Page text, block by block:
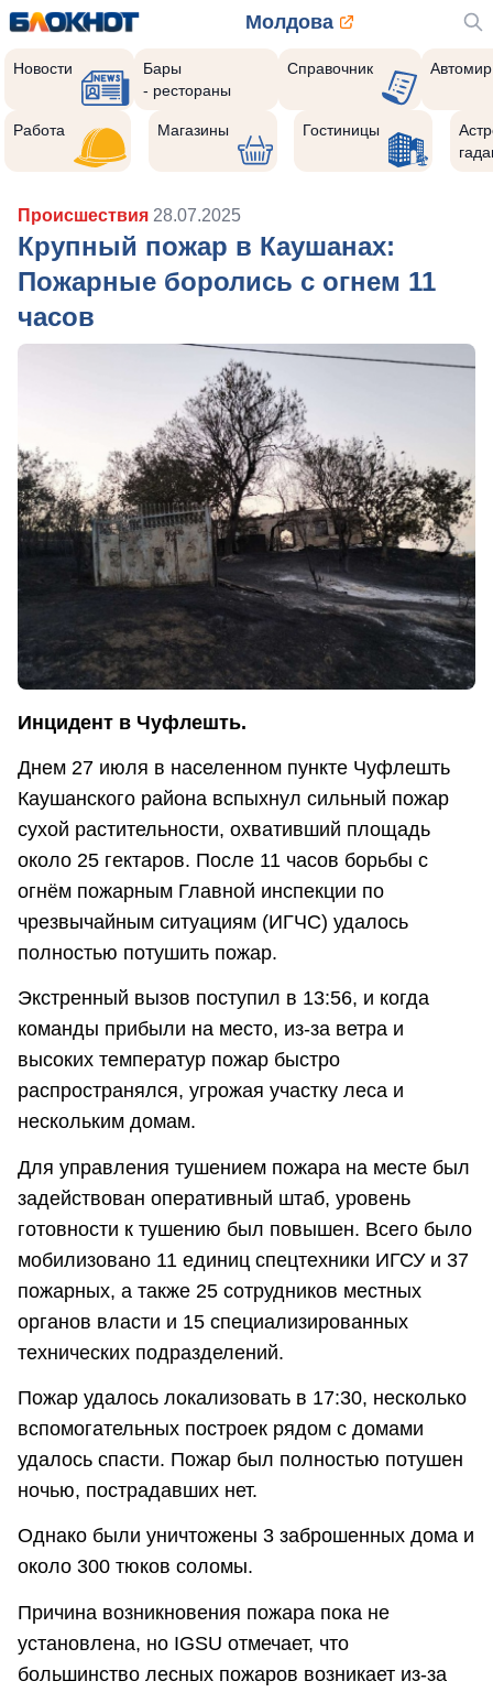
Молдова
Новости
Бары
- рестораны
Справочник Автомир
Работа Магазины Гостиницы
Происшествия 28.07.2025
Крупный пожар в Каушанах:
Пожарные боролись с огнем 11
часов
Инцидент в Чуфлешть.
Днем 27 июля в населенном пункте Чуфлешть
Каушанского района вспыхнул сильный пожар
сухой растительности, охвативший площадь
около 25 гектаров. После 11 часов борьбы с
огнём пожарным Главной инспекции по
чрезвычайным ситуациям (ИГЧС) удалось
полностью потушить пожар.
Экстренный вызов поступил в 13:56, и когда
команды прибыли на место, из-за ветра и
высоких температур пожар быстро
распространялся, угрожая участку леса и
нескольким домам.
Для управления тушением пожара на месте был
задействован оперативный штаб, уровень
готовности к тушению был повышен. Всего было
мобилизовано 11 единиц спецтехники ИГСУ и 37
пожарных, а также 25 сотрудников местных
органов власти и 15 специализированных
технических подразделений.
Пожар удалось локализовать в 17:30, несколько
вспомогательных построек рядом с домами
удалось спасти. Пожар был полностью потушен
ночью, пострадавших нет.
Однако были уничтожены 3 заброшенных дома и
около 300 тюков соломы.
Причина возникновения пожара пока не
установлена, но IGSU отмечает, что
большинство лесных пожаров возникает из-за